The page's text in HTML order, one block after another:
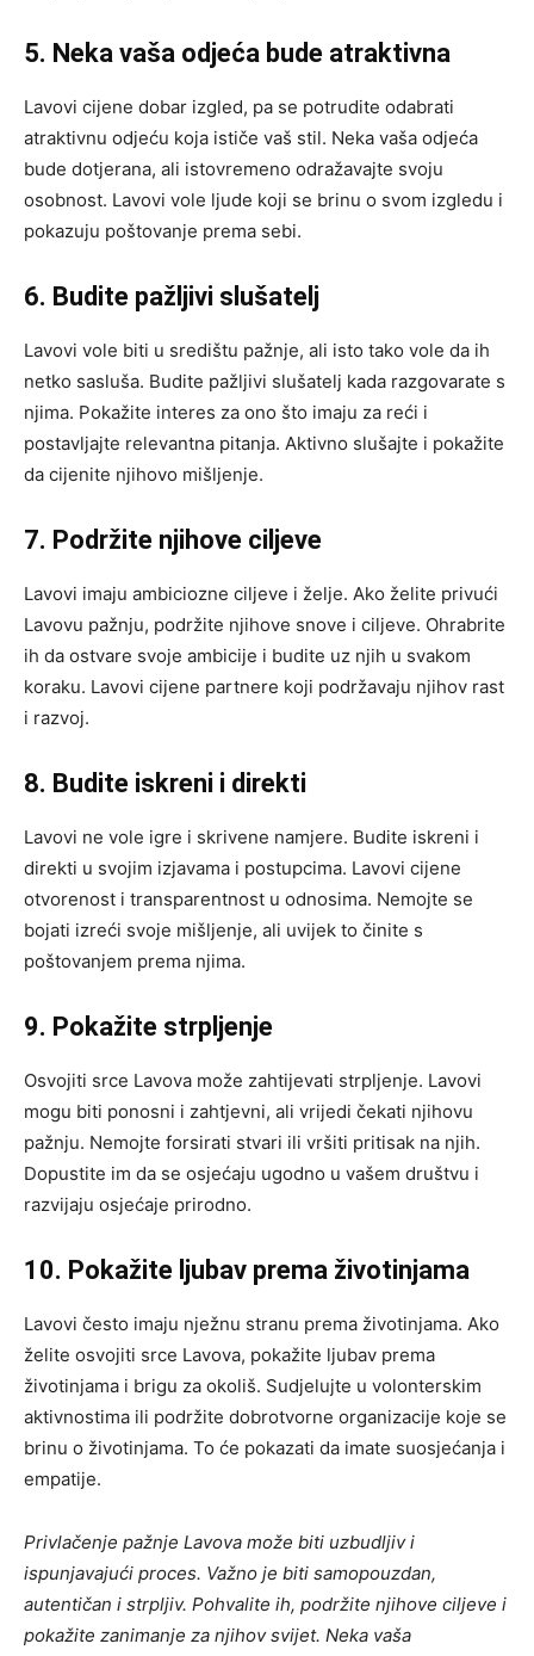
5. Neka vaša odjeća bude atraktivna
Lavovi cijene dobar izgled, pa se potrudite odabrati
atraktivnu odjeću koja ističe vaš stil. Neka vaša odjeća
bude dotjerana, ali istovremeno odražavajte svoju
osobnost. Lavovi vole ljude koji se brinu o svom izgledu i
pokazuju poštovanje prema sebi.
6. Budite pažljivi slušatelj
Lavovi vole biti u središtu pažnje, ali isto tako vole da ih
netko sasluša. Budite pažljivi slušatelj kada razgovarate s
njima. Pokažite interes za ono što imaju za reći i
postavljajte relevantna pitanja. Aktivno slušajte i pokažite
da cijenite njihovo mišljenje.
7. Podržite njihove ciljeve
Lavovi imaju ambiciozne ciljeve i želje. Ako želite privući
Lavovu pažnju, podržite njihove snove i ciljeve. Ohrabrite
ih da ostvare svoje ambicije i budite uz njih u svakom
koraku. Lavovi cijene partnere koji podržavaju njihov rast
i razvoj.
8. Budite iskreni i direkti
Lavovi ne vole igre i skrivene namjere. Budite iskreni i
direkti u svojim izjavama i postupcima. Lavovi cijene
otvorenost i transparentnost u odnosima. Nemojte se
bojati izreći svoje mišljenje, ali uvijek to činite s
poštovanjem prema njima.
9. Pokažite strpljenje
Osvojiti srce Lavova može zahtijevati strpljenje. Lavovi
mogu biti ponosni i zahtjevni, ali vrijedi čekati njihovu
pažnju. Nemojte forsirati stvari ili vršiti pritisak na njih.
Dopustite im da se osjećaju ugodno u vašem društvu i
razvijaju osjećaje prirodno.
10. Pokažite ljubav prema životinjama
Lavovi često imaju nježnu stranu prema životinjama. Ako
želite osvojiti srce Lavova, pokažite ljubav prema
životinjama i brigu za okoliš. Sudjelujte u volonterskim
aktivnostima ili podržite dobrotvorne organizacije koje se
brinu o životinjama. To će pokazati da imate suosjećanja i
empatije.
Privlačenje pažnje Lavova može biti uzbudljiv i
ispunjavajući proces. Važno je biti samopouzdan,
autentičan i strpljiv. Pohvalite ih, podržite njihove ciljeve i
pokažite zanimanje za njihov svijet. Neka vaša